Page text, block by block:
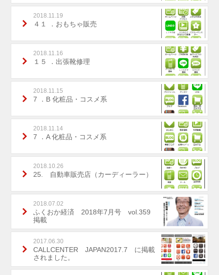
2018.11.19
４１ ．おもちゃ販売
2018.11.16
１５ ．出張靴修理
2018.11.15
7 ．B 化粧品・コスメ系
2018.11.14
7 ．A 化粧品・コスメ系
2018.10.26
25. 自動車販売店（カーディーラー）
2018.07.02
ふくおか経済 2018年7月号 vol.359
掲載
2017.06.30
CALLCENTER JAPAN2017.7 に掲載
されました。